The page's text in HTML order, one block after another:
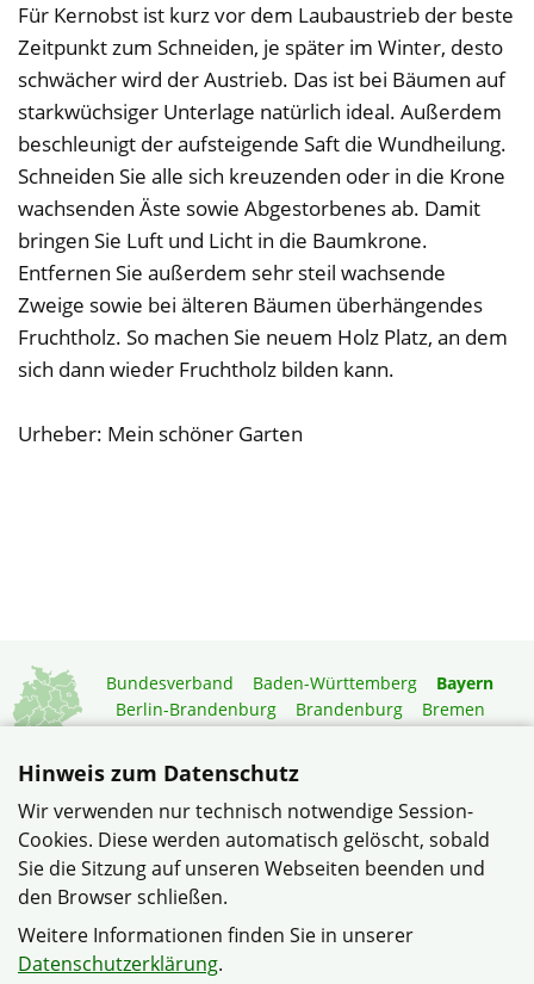
Für Kernobst ist kurz vor dem Laubaustrieb der beste
Zeitpunkt zum Schneiden, je später im Winter, desto
schwächer wird der Austrieb. Das ist bei Bäumen auf
starkwüchsiger Unterlage natürlich ideal. Außerdem
beschleunigt der aufsteigende Saft die Wundheilung.
Schneiden Sie alle sich kreuzenden oder in die Krone
wachsenden Äste sowie Abgestorbenes ab. Damit
bringen Sie Luft und Licht in die Baumkrone.
Entfernen Sie außerdem sehr steil wachsende
Zweige sowie bei älteren Bäumen überhängendes
Fruchtholz. So machen Sie neuem Holz Platz, an dem
sich dann wieder Fruchtholz bilden kann.
Urheber: Mein schöner Garten
Bundesverband Baden-Württemberg
Bayern
Berlin-Brandenburg
Brandenburg
Bremen
Niedersachsen
Rheinland-Pfalz
Saarland
Sachsen-Anhalt
Schleswig-Holstein
Thüringen
Mitgliedermagazin
Gartenberatung
© Siedlerverein Donnersdorf e. V. im Verband Wohneigentum
Hinweis zum Datenschutz
Wir verwenden nur technisch notwendige Session-
Cookies. Diese werden automatisch gelöscht, sobald
Sie die Sitzung auf unseren Webseiten beenden und
den Browser schließen.
Weitere Informationen finden Sie in unserer
Datenschutzerklärung.